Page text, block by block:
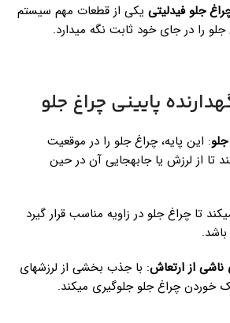
جلو فیدلیتی یکی از قطعات مهم سیستم
را در جای خود ثابت نگه میدارد.
پایینی چراغ جلو
: این پایه، چراغ جلو را در موقعیت
از لرزش یا جابهجایی آن در حین
تا چراغ جلو در زاویه مناسب قرار گیرد
از ارتعاش: با جذب بخشی از لرزشهای
خوردن چراغ جلو جلوگیری میکند.